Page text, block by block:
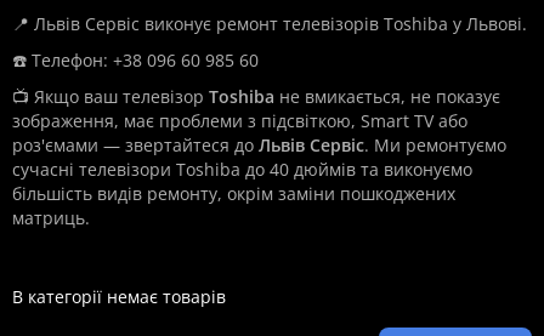
📍 Львів Сервіс виконує ремонт телевізорів Toshiba у Львові.
☎️ Телефон: +38 096 60 985 60
📺 Якщо ваш телевізор Toshiba не вмикається, не показує
зображення, має проблеми з підсвіткою, Smart TV або
роз'ємами — звертайтеся до Львів Сервіс. Ми ремонтуємо
сучасні телевізори Toshiba до 40 дюймів та виконуємо
більшість видів ремонту, окрім заміни пошкоджених
матриць.
В категорії немає товарів